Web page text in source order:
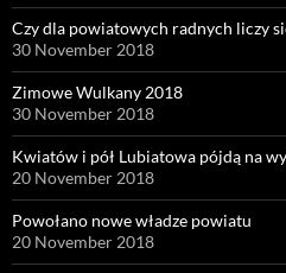
Czy dla powiatowych radnych liczy
30 November 2018
Zimowe Wulkany 2018
30 November 2018
Kwiatów i pół Lubiatowa pójdą na
20 November 2018
Powołano nowe władze powiatu
20 November 2018